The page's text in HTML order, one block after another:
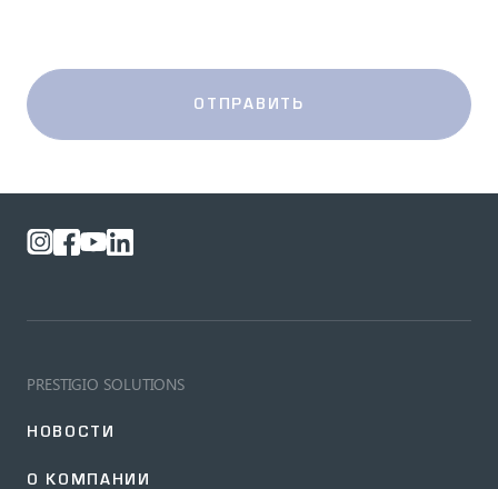
ОТПРАВИТЬ
PRESTIGIO SOLUTIONS
НОВОСТИ
О КОМПАНИИ